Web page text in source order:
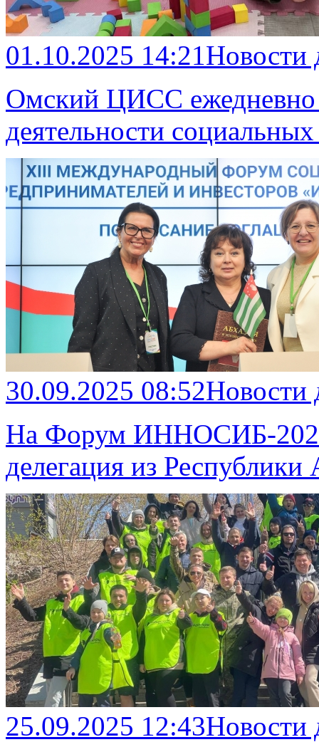
01.10.2025 14:21
Омский ЦИСС ежедневно
деятельности
30.09.2025 08:52
На Форум ИННОСИБ-2025
делегация из Республики
25.09.2025 12:43